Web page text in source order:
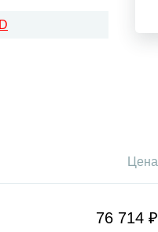
Цена
76 714 ₽